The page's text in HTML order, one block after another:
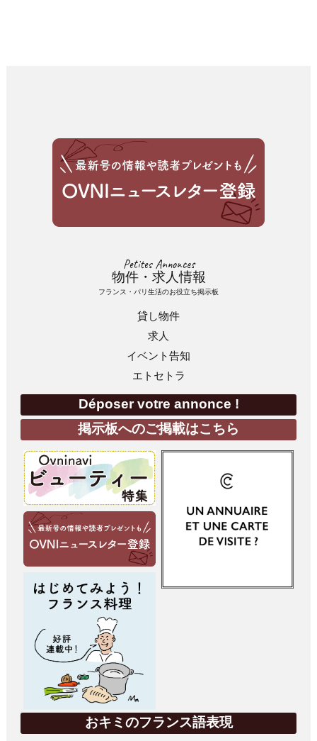
Petites Annonces
物件・求人情報
フランス・パリ生活のお役立ち掲示板
貸し物件
求人
イベント告知
エトセトラ
Déposer votre annonce !
掲示板へのご掲載はこちら
おキミのフランス語表現